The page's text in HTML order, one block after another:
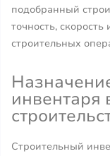
подобранный
точность,
строительных
инвентаря
Строительный